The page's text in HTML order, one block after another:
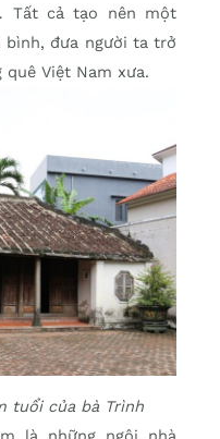
Tất cả tạo nên một
bình, đưa người ta trở
Việt Nam xưa.
tuổi của bà Trình